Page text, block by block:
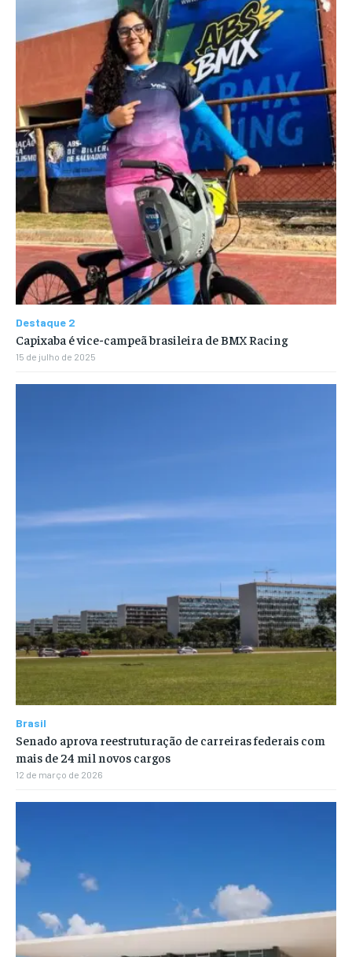
Destaque 2
Capixaba é vice-campeã brasileira de BMX Racing
15 de julho de 2025
Brasil
Senado aprova reestruturação de carreiras federais com
mais de 24 mil novos cargos
12 de março de 2026